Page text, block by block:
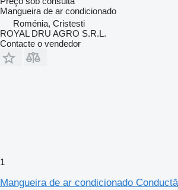
Mangueira de ar condicionado
Roménia, Cristesti
ROYAL DRU AGRO S.R.L.
Contacte o vendedor
1
Mangueira de ar condicionado